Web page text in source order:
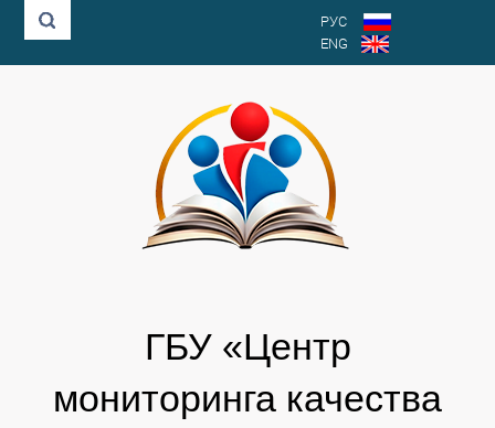
РУС
ENG
ГБУ «Центр
мониторинга качества